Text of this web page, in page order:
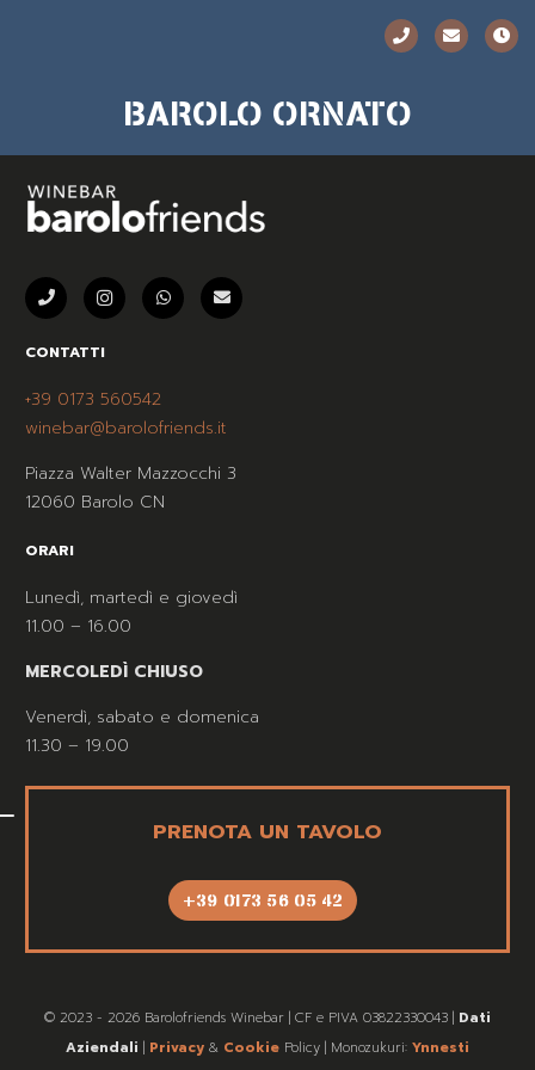
BAROLO ORNATO
CONTATTI
+39 0173 560542
winebar@barolofriends.it
Piazza Walter Mazzocchi 3
12060 Barolo CN
ORARI
Lunedì, martedì e giovedì
11.00 – 16.00
MERCOLEDÌ CHIUSO
Venerdì, sabato e domenica
11.30 – 19.00
PRENOTA UN TAVOLO
+39 0173 56 05 42
© 2023 - 2026 Barolofriends Winebar | CF e PIVA 03822330043 | Dati
Aziendali | Privacy & Cookie Policy | Monozukuri: Ynnesti